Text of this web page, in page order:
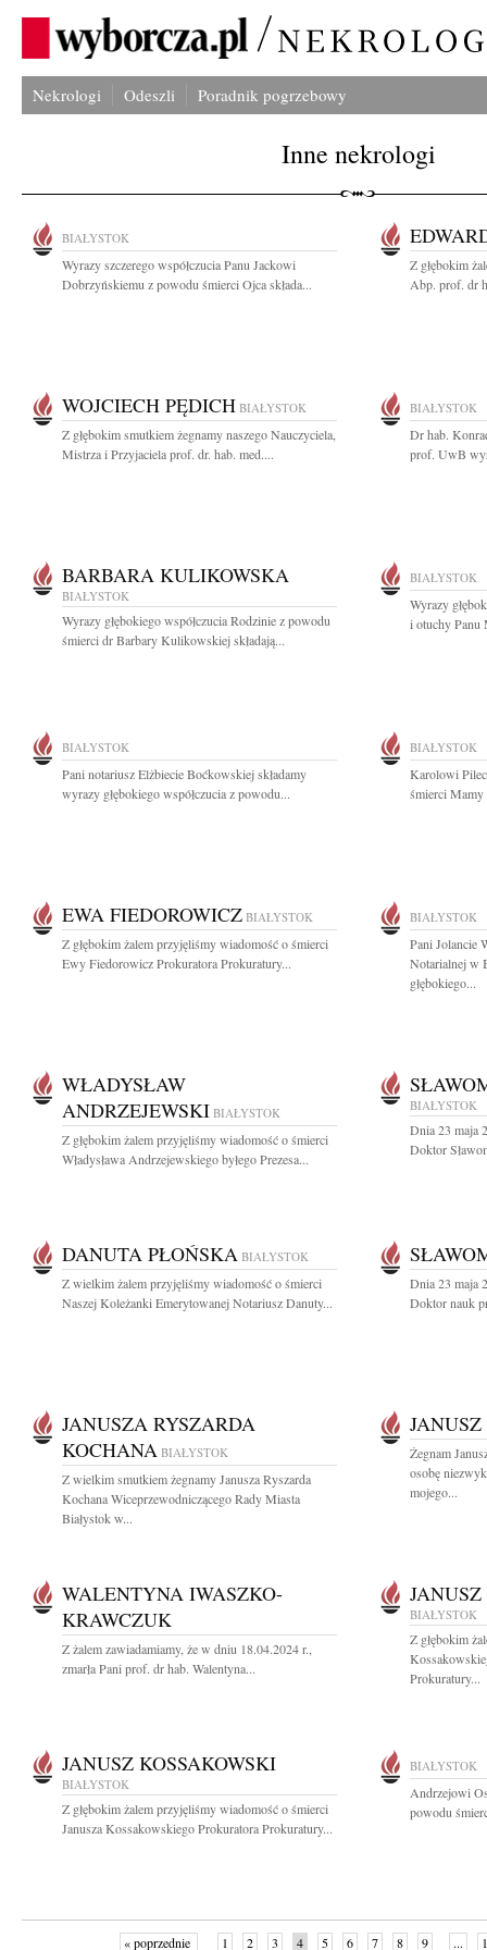
Nekrologi Odeszli Poradnik pogrzebowy
Inne nekrologi
BIAŁYSTOK
Wyrazy szczerego współczucia Panu Jackowi
Dobrzyńskiemu z powodu śmierci Ojca składa...
Z głębokim
Abp. prof. dr
WOJCIECH PĘDICH BIAŁYSTOK
Z głębokim smutkiem żegnamy naszego Nauczyciela,
Mistrza i Przyjaciela prof. dr. hab. med....
BIAŁYSTOK
Dr hab.
prof. UwB
BARBARA KULIKOWSKA
BIAŁYSTOK
Wyrazy głębokiego współczucia Rodzinie z powodu
śmierci dr Barbary Kulikowskiej składają...
BIAŁYSTOK
Wyrazy
i otuchy Panu
BIAŁYSTOK
Pani notariusz Elżbiecie Boćkowskiej składamy
wyrazy głębokiego współczucia z powodu...
BIAŁYSTOK
Karolowi
śmierci Mamy
EWA FIEDOROWICZ BIAŁYSTOK
Z głębokim żalem przyjęliśmy wiadomość o śmierci
Ewy Fiedorowicz Prokuratora Prokuratury...
BIAŁYSTOK
Pani Jolancie
Notarialnej w
głębokiego...
WŁADYSŁAW
ANDRZEJEWSKI BIAŁYSTOK
Z głębokim żalem przyjęliśmy wiadomość o śmierci
Władysława Andrzejewskiego byłego Prezesa...
BIAŁYSTOK
Dnia 23 maja
Doktor
DANUTA PŁOŃSKA BIAŁYSTOK
Z wielkim żalem przyjęliśmy wiadomość o śmierci
Naszej Koleżanki Emerytowanej Notariusz Danuty...
Dnia 23 maja
Doktor nauk
JANUSZA RYSZARDA
KOCHANA BIAŁYSTOK
Z wielkim smutkiem żegnamy Janusza Ryszarda
Kochana Wiceprzewodniczącego Rady Miasta
Białystok w...
Żegnam
osobę
mojego...
WALENTYNA IWASZKO-
KRAWCZUK
Z żalem zawiadamiamy, że w dniu 18.04.2024 r.,
zmarła Pani prof. dr hab. Walentyna...
BIAŁYSTOK
Z głębokim
Prokuratury...
JANUSZ KOSSAKOWSKI
BIAŁYSTOK
Z głębokim żalem przyjęliśmy wiadomość o śmierci
Janusza Kossakowskiego Prokuratora Prokuratury...
BIAŁYSTOK
Andrzejowi
powodu
« poprzednie 1 2 3 4 5 6 7 8 9 ...